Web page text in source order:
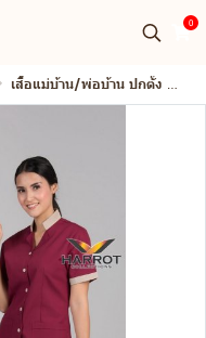
0
เสื้อแม่บ้าน/พ่อบ้าน ปกตั้ง ผ้าโทเรบิสคอป